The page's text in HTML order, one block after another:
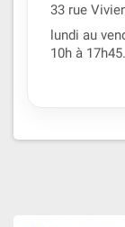
33 rue
lundi au
10h à 17h45.